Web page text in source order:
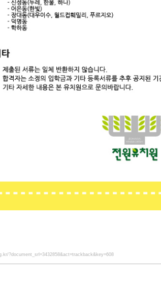
?document_srl=3432858&act=trackback&key=608